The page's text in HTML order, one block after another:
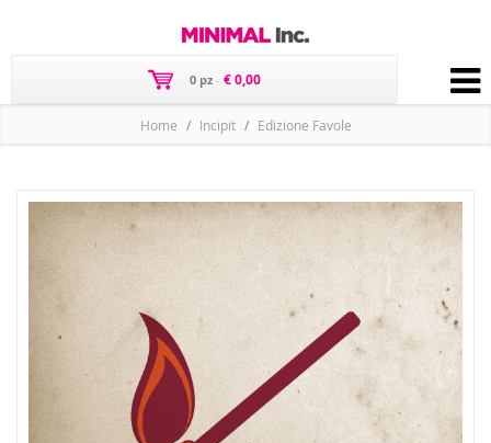
0 pz - € 0,00
Home Incipit Edizione Favole